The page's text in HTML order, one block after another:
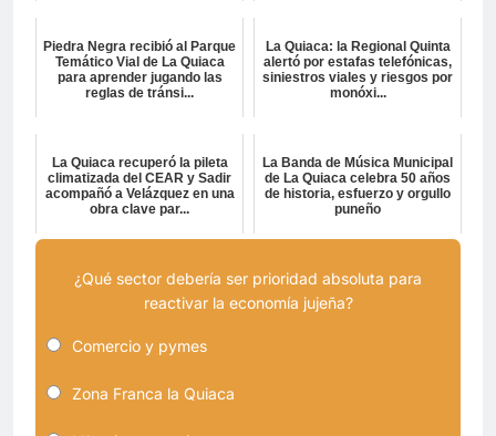
Piedra Negra recibió al Parque
Temático Vial de La Quiaca
para aprender jugando las
reglas de tránsi...
La Quiaca: la Regional Quinta
alertó por estafas telefónicas,
siniestros viales y riesgos por
monóxi...
La Quiaca recuperó la pileta
climatizada del CEAR y Sadir
acompañó a Velázquez en una
obra clave par...
La Banda de Música Municipal
de La Quiaca celebra 50 años
de historia, esfuerzo y orgullo
puneño
¿Qué sector debería ser prioridad absoluta para
reactivar la economía jujeña?
Comercio y pymes
Zona Franca la Quiaca